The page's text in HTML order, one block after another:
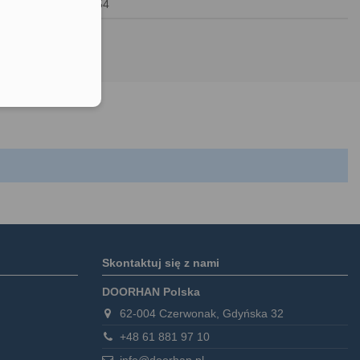
70 × 50 × 54
Skontaktuj się z nami
DOORHAN Polska
62-004 Czerwonak, Gdyńska 32
+48 61 881 97 10